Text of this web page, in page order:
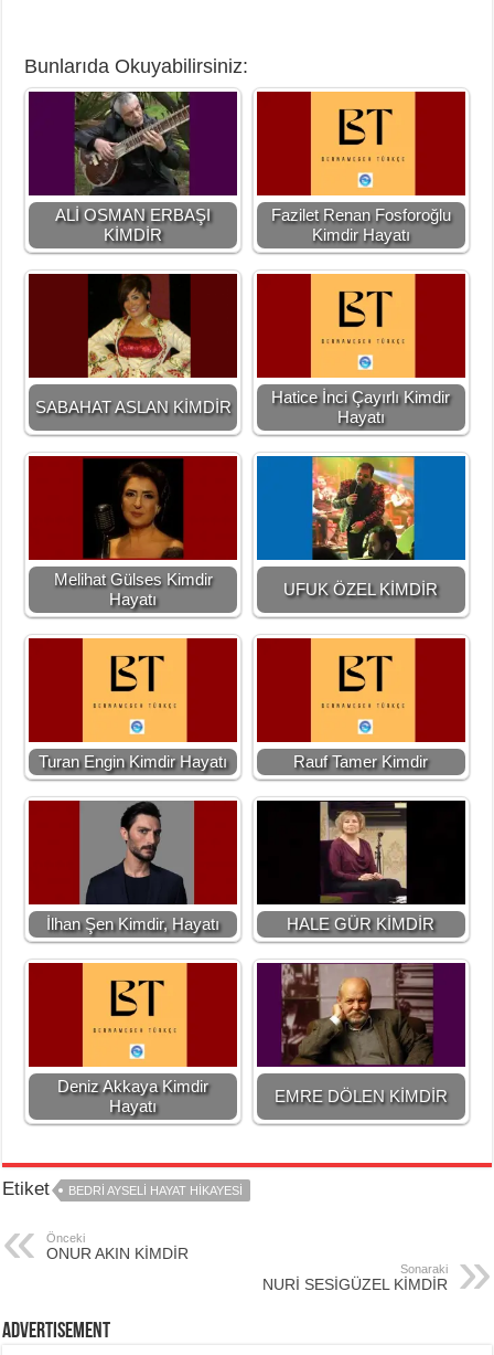
Bunlarıda Okuyabilirsiniz:
ALİ OSMAN ERBAŞI
KİMDİR
Fazilet Renan Fosforoğlu
Kimdir Hayatı
SABAHAT ASLAN KİMDİR
Hatice İnci Çayırlı Kimdir
Hayatı
Melihat Gülses Kimdir
Hayatı
UFUK ÖZEL KİMDİR
Turan Engin Kimdir Hayatı Rauf Tamer Kimdir
İlhan Şen Kimdir, Hayatı HALE GÜR KİMDİR
Deniz Akkaya Kimdir
Hayatı
EMRE DÖLEN KİMDİR
Etiket BEDRİ AYSELİ HAYAT HİKAYESİ
Önceki
ONUR AKIN KİMDİR
Sonaraki
NURİ SESİGÜZEL KİMDİR
Advertisement